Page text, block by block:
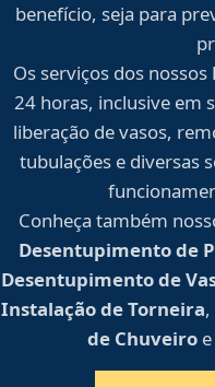
benefício, seja para
Os serviços dos nossos
24 horas, inclusive em
liberação de vasos,
tubulações e diversas
Conheça também
Desentupimento de
Desentupimento de
Instalação de Torneira,
de Chuveiro e